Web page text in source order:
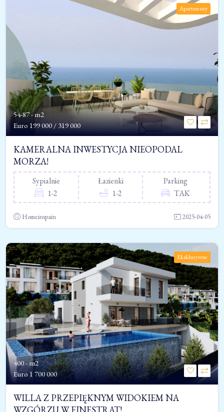
Apartmenty
54-87 - m2
Euro 199 000 / 319 000
KAMERALNA INWESTYCJA NIEOPODAL
MORZA!
Sypialnie
1-2
Łazienki
1-2
Parking
TAK
Homeinspain 2025-04-05
Ekskluzywne
400 - m2
Euro 1 700 000
WILLA Z PRZEPIĘKNYM WIDOKIEM NA
WZGÓRZU W FINESTRAT!